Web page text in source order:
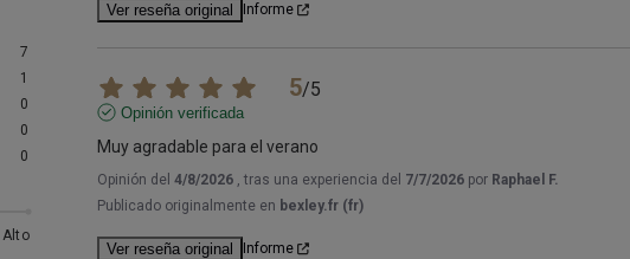
7
1
0
0
0
Alto
Ver reseña original Informe
5/5
Opinión verificada
Muy agradable para el verano
Opinión del 4/8/2026 , tras una experiencia del 7/7/2026 por Raphael F.
Publicado originalmente en bexley.fr (fr)
Ver reseña original Informe